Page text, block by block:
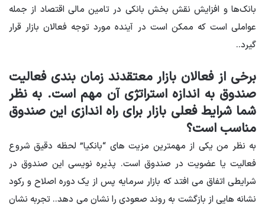
بانک‌ها و افزایش نقش بخش بانکی در تامین مالی اقتصاد از جمله
عواملی است که ممکن است در آینده مورد توجه فعالان بازار قرار
گیرد..
برخی از فعالان بازار معتقدند زمان بندی فعالیت
صندوق به اندازه استراتژی آن مهم است. به نظر
شما شرایط فعلی بازار برای راه اندازی این صندوق
مناسب است؟
به نظر من یکی از مهمترین مزیت های “بانکیا” لحظه دقیق شروع
فعالیت یا عضویت در صندوق است. پذیره نویسی این صندوق در
شرایطی اتفاق می افتد که بازار سرمایه پس از یک دوره اصلاح و رکود
نشانه هایی از بازگشت به روند صعودی را نشان می دهد.. تجربه نشان